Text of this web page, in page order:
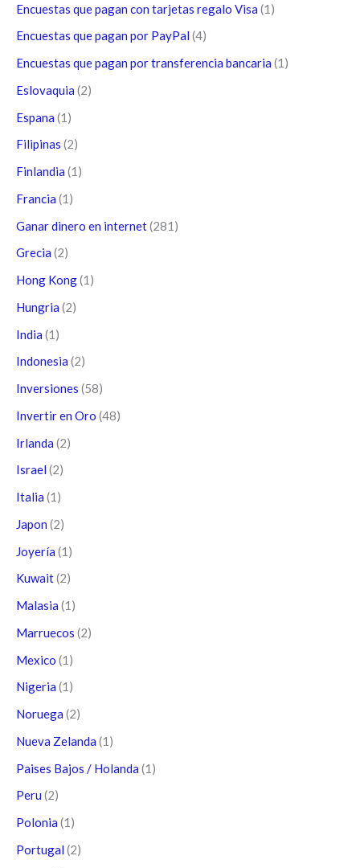
Encuestas que pagan con tarjetas regalo Visa (1)
Encuestas que pagan por PayPal (4)
Encuestas que pagan por transferencia bancaria (1)
Eslovaquia (2)
Espana (1)
Filipinas (2)
Finlandia (1)
Francia (1)
Ganar dinero en internet(281)
Grecia (2)
Hong Kong(1)
Hungria (2)
India (1)
Indonesia (2)
Inversiones (58)
Invertir en Oro (48)
Irlanda (2)
Israel (2)
Italia (1)
Japon (2)
Joyería (1)
Kuwait(2)
Malasia (1)
Marruecos (2)
Mexico (1)
Nigeria (1)
Noruega (2)
Nueva Zelanda (1)
Paises Bajos / Holanda (1)
Peru (2)
Polonia (1)
Portugal (2)